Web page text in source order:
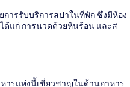
ารรับบริการสปาในที่พัก ซึ่งมีห้อง
ด้แก่ การนวดด้วยหินร้อน และส
หารแห่งนี้เชี่ยวชาญในด้านอาหาร